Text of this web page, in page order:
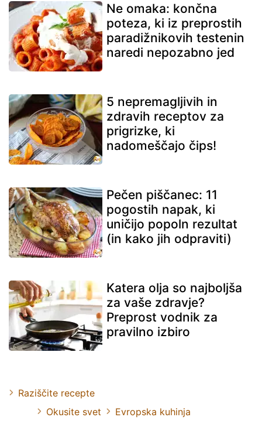
Ne omaka: končna
poteza, ki iz preprostih
paradižnikovih testenin
naredi nepozabno jed
5 nepremagljivih in
zdravih receptov za
prigrizke, ki
nadomeščajo čips!
Pečen piščanec: 11
pogostih napak, ki
uničijo popoln rezultat
(in kako jih odpraviti)
Katera olja so najboljša
za vaše zdravje?
Preprost vodnik za
pravilno izbiro
Raziščite recepte
Okusite svet
Evropska kuhinja